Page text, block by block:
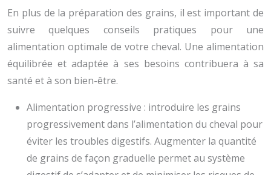
En plus de la préparation des grains, il est important de
suivre quelques conseils pratiques pour une
alimentation optimale de votre cheval. Une alimentation
équilibrée et adaptée à ses besoins contribuera à sa
santé et à son bien-être.
Alimentation progressive : introduire les grains
progressivement dans l’alimentation du cheval pour
éviter les troubles digestifs. Augmenter la quantité
de grains de façon graduelle permet au système